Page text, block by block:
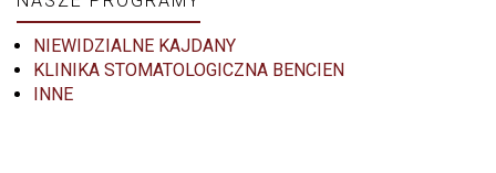
NIEWIDZIALNE KAJDANY
KLINIKA STOMATOLOGICZNA BENCIEN
INNE